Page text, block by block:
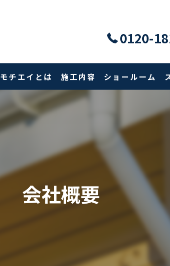
0120-
モチエイとは 施工内容 ショールーム
会社概要